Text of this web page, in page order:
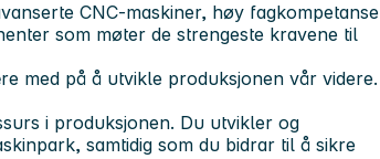
CNC-maskiner, høy fagkompetanse
som møter de strengeste kravene til
med på å utvikle produksjonen vår videre.
i produksjonen. Du utvikler og
samtidig som du bidrar til å sikre